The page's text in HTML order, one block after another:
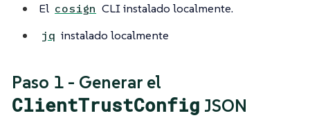
El cosign CLI instalado localmente.
jq instalado localmente
Paso 1 - Generar el
ClientTrustConfig JSON